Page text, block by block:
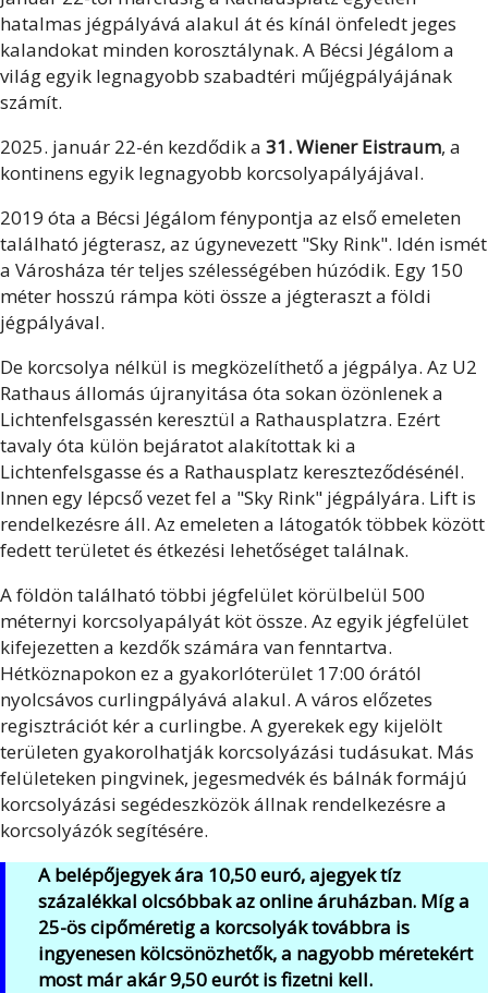
hatalmas jégpályává alakul át és kínál önfeledt jeges
kalandokat minden korosztálynak. A Bécsi Jégálom a
világ egyik legnagyobb szabadtéri műjégpályájának
számít.
2025. január 22-én kezdődik a 31. Wiener Eistraum, a
kontinens egyik legnagyobb korcsolyapályájával.
2019 óta a Bécsi Jégálom fénypontja az első emeleten
található jégterasz, az úgynevezett "Sky Rink". Idén ismét
a Városháza tér teljes szélességében húzódik. Egy 150
méter hosszú rámpa köti össze a jégteraszt a földi
jégpályával.
De korcsolya nélkül is megközelíthető a jégpálya. Az U2
Rathaus állomás újranyitása óta sokan özönlenek a
Lichtenfelsgassén keresztül a Rathausplatzra. Ezért
tavaly óta külön bejáratot alakítottak ki a
Lichtenfelsgasse és a Rathausplatz kereszteződésénél.
Innen egy lépcső vezet fel a "Sky Rink" jégpályára. Lift is
rendelkezésre áll. Az emeleten a látogatók többek között
fedett területet és étkezési lehetőséget találnak.
A földön található többi jégfelület körülbelül 500
méternyi korcsolyapályát köt össze. Az egyik jégfelület
kifejezetten a kezdők számára van fenntartva.
Hétköznapokon ez a gyakorlóterület 17:00 órától
nyolcsávos curlingpályává alakul. A város előzetes
regisztrációt kér a curlingbe. A gyerekek egy kijelölt
területen gyakorolhatják korcsolyázási tudásukat. Más
felületeken pingvinek, jegesmedvék és bálnák formájú
korcsolyázási segédeszközök állnak rendelkezésre a
korcsolyázók segítésére.
A belépőjegyek ára 10,50 euró, ajegyek tíz
százalékkal olcsóbbak az online áruházban. Míg a
25-ös cipőméretig a korcsolyák továbbra is
ingyenesen kölcsönözhetők, a nagyobb méretekért
most már akár 9,50 eurót is fizetni kell.